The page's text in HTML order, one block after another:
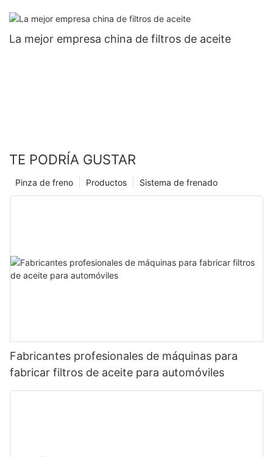
La mejor empresa china de filtros de aceite
TE PODRÍA GUSTAR
Sistema de frenado
Productos
Pinza de freno
Fabricantes profesionales de máquinas para
fabricar filtros de aceite para automóviles